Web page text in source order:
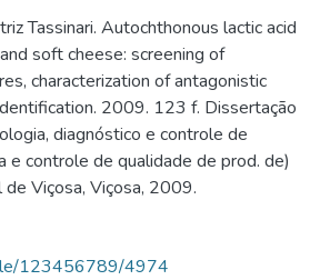
Tassinari. Autochthonous lactic acid
soft cheese: screening of
characterization of antagonistic
2009. 123 f. Dissertação
diagnóstico e controle de
e controle de qualidade de prod. de)
Viçosa, Viçosa, 2009.
123456789/4974